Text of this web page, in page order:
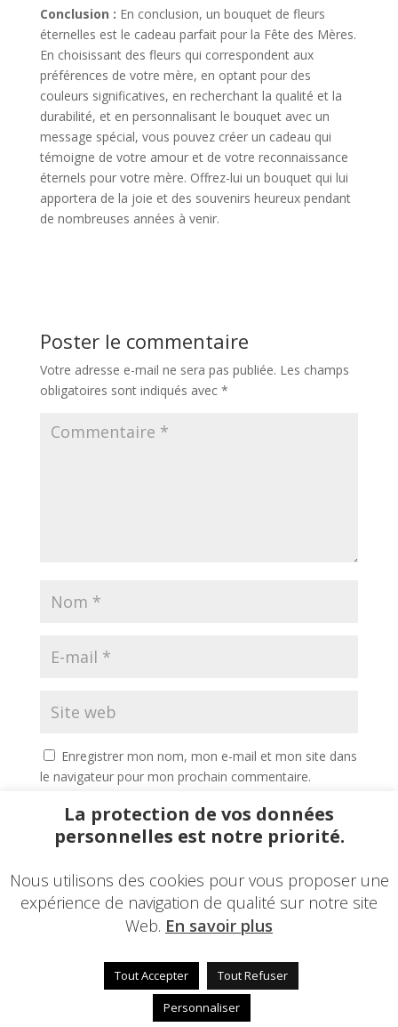
Conclusion : En conclusion, un bouquet de fleurs
éternelles est le cadeau parfait pour la Fête des Mères.
En choisissant des fleurs qui correspondent aux
préférences de votre mère, en optant pour des
couleurs significatives, en recherchant la qualité et la
durabilité, et en personnalisant le bouquet avec un
message spécial, vous pouvez créer un cadeau qui
témoigne de votre amour et de votre reconnaissance
éternels pour votre mère. Offrez-lui un bouquet qui lui
apportera de la joie et des souvenirs heureux pendant
de nombreuses années à venir.
Poster le commentaire
Votre adresse e-mail ne sera pas publiée. Les champs
obligatoires sont indiqués avec *
Enregistrer mon nom, mon e-mail et mon site dans
le navigateur pour mon prochain commentaire.
© 2014-2023 - Une réalisationEDConcept24.fr
Mentions légales
La protection de vos données
personnelles est notre priorité.
Nous utilisons des cookies pour vous proposer une
expérience de navigation de qualité sur notre site
Web. En savoir plus
Tout Accepter
Tout Refuser
Personnaliser